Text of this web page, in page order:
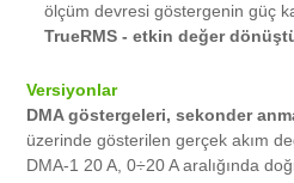
ölçüm devresi göstergenin güç
TrueRMS - etkin değer
Versiyonlar
DMA göstergeleri, sekonder
üzerinde gösterilen gerçek akım
DMA-1 20 A, 0÷20 A aralığında